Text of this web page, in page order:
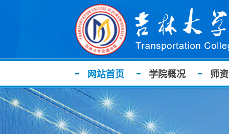
网站首页 学院概况 师